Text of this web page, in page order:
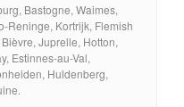
Bastogne, Waimes,
Reninge, Kortrijk, Flemish
Juprelle, Hotton,
Estinnes-au-Val,
Huldenberg,